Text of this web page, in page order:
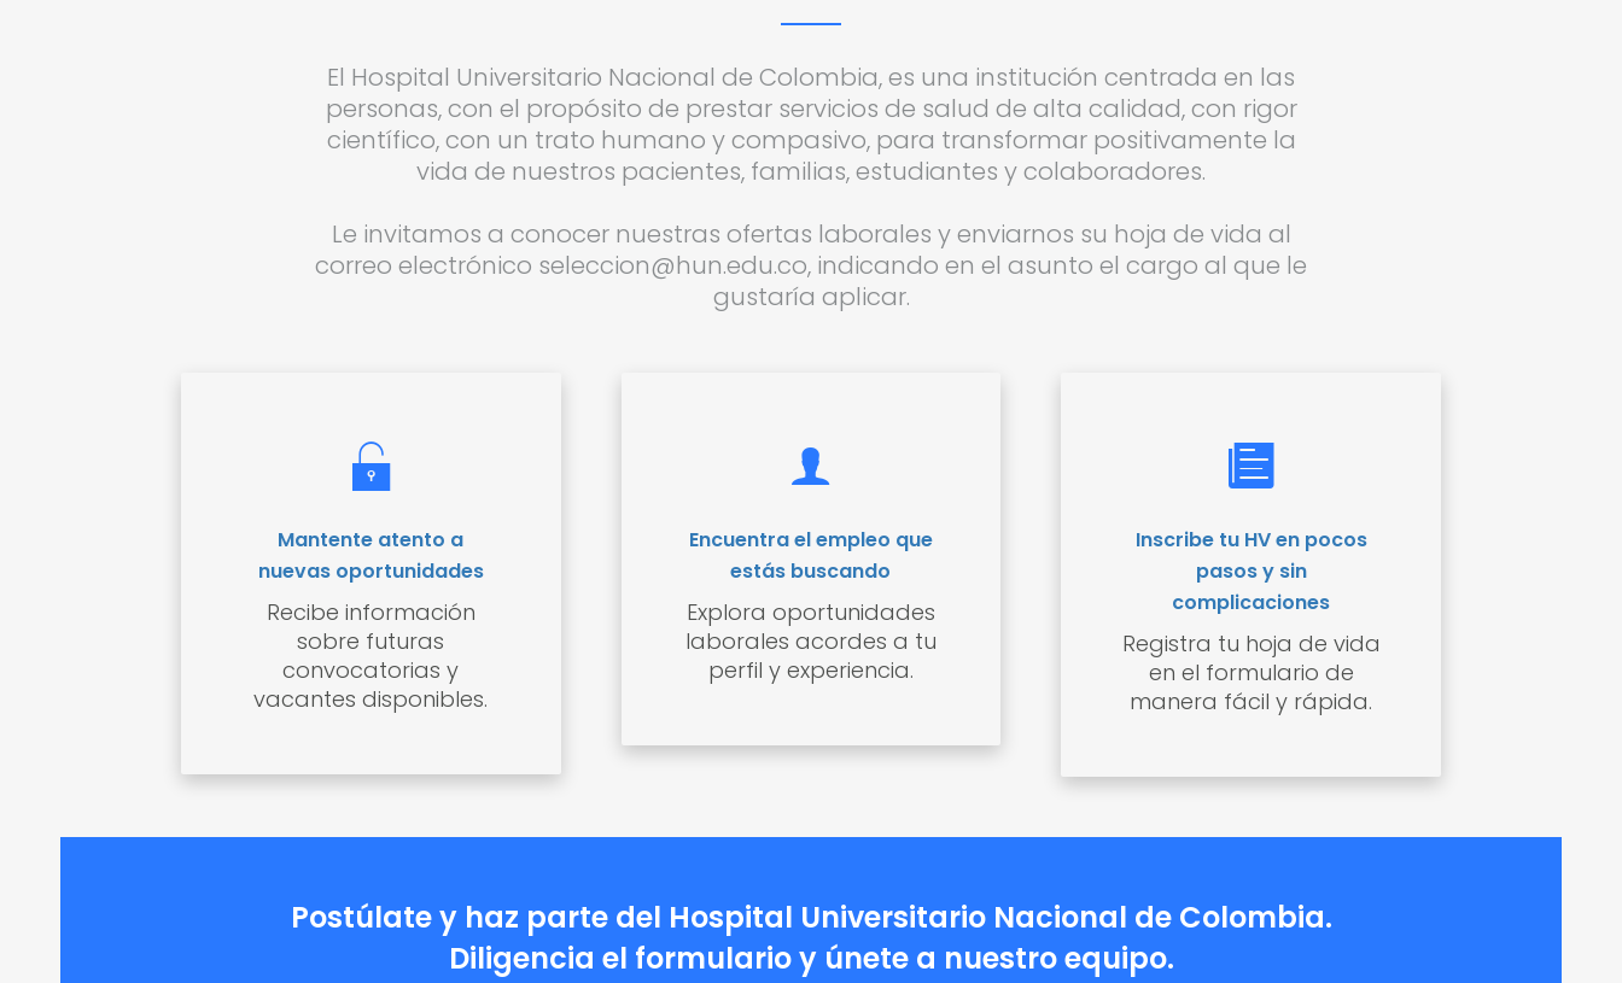
El Hospital Universitario Nacional de Colombia, es una institución centrada en las
personas, con el propósito de prestar servicios de salud de alta calidad, con rigor
científico, con un trato humano y compasivo, para transformar positivamente la
vida de nuestros pacientes, familias, estudiantes y colaboradores.
Le invitamos a conocer nuestras ofertas laborales y enviarnos su hoja de vida al
correo electrónico seleccion@hun.edu.co, indicando en el asunto el cargo al que le
gustaría aplicar.
Mantente atento a
nuevas oportunidades
Recibe información
sobre futuras
convocatorias y
vacantes disponibles.
Encuentra el empleo que
estás buscando
Explora oportunidades
laborales acordes a tu
perfil y experiencia.
Inscribe tu HV en pocos
pasos y sin
complicaciones
Registra tu hoja de vida
en el formulario de
manera fácil y rápida.
Postúlate y haz parte del Hospital Universitario Nacional de Colombia.
Diligencia el formulario y únete a nuestro equipo.